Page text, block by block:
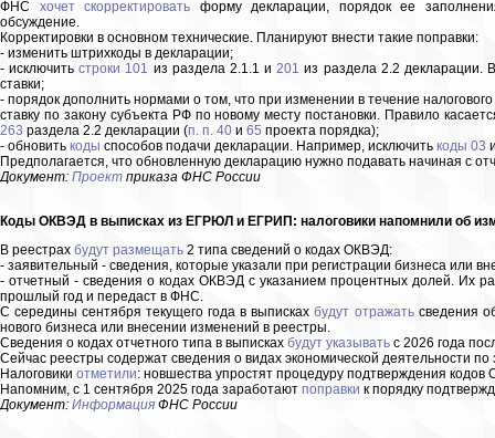
ФНС хочет скорректировать форму декларации, порядок ее
обсуждение.
Корректировки в основном технические. Планируют внести такие поправки:
- изменить штрихкоды в декларации;
- исключитьстроки 101 из раздела 2.1.1 и201 из раздела 2.2 декларации.
ставки;
- порядок дополнить нормами о том, что при изменении в течение
ставку по закону субъекта РФ по новому месту постановки. Правило
263 раздела 2.2 декларации (п. п. 40 и 65 проекта порядка);
- обновить коды способов подачи декларации. Например, исключить коды 03
Предполагается, что обновленную декларацию нужно подавать начиная с
Документ: Проект приказа ФНС России
Коды ОКВЭД в выписках из ЕГРЮЛ и ЕГРИП: налоговики напомнили об
В реестрах будут размещать 2 типа сведений о кодах ОКВЭД:
- заявительный - сведения, которые указали при регистрации бизнеса или
- отчетный - сведения о кодах ОКВЭД с указанием процентных долей. Их
прошлый год и передаст в ФНС.
С середины сентября текущего года в выпискахбудут отражатьсведения
нового бизнеса или внесении изменений в реестры.
Сведения о кодах отчетного типа в выписках будут указывать с 2026 года
Сейчас реестры содержат сведения о видах экономической деятельности
Налоговики отметили: новшества упростят процедуру подтверждения
Напомним, с 1 сентября 2025 года заработают поправки к порядку
Документ: Информация ФНС России